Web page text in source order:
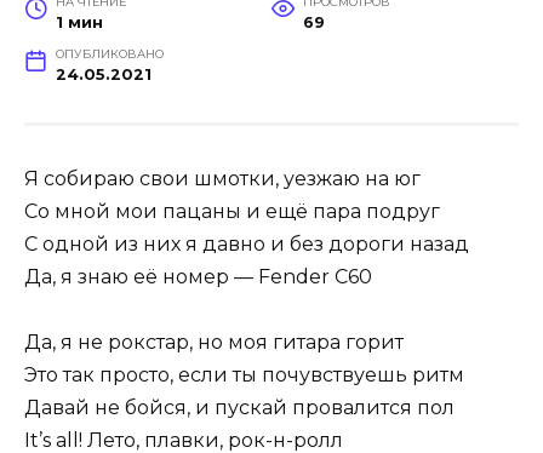
1 мин 69
ОПУБЛИКОВАНО
24.05.2021
Я собираю свои шмотки, уезжаю на юг
Со мной мои пацаны и ещё пара подруг
С одной из них я давно и без дороги назад
Да, я знаю её номер — Fender С60
Да, я не рокстар, но моя гитара горит
Это так просто, если ты почувствуешь ритм
Давай не бойся, и пускай провалится пол
It’s all! Лето, плавки, рок-н-ролл